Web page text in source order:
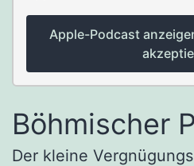
Apple-Podcast
Böhmischer
Der kleine